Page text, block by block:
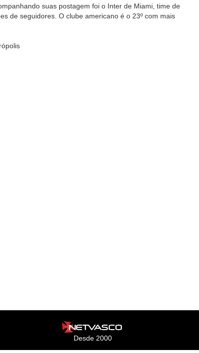
suas postagem foi o Inter de Miami, time de
de seguidores. O clube americano é o 23º com mais
Desde 2000